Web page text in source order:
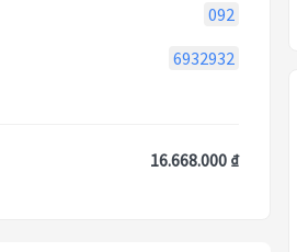
092
6932932
16.668.000 ₫